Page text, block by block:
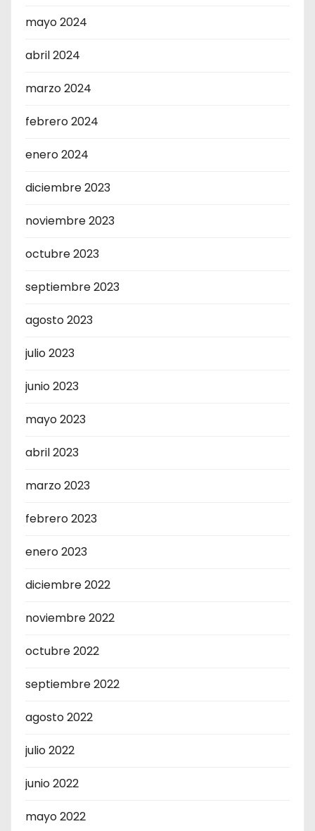
mayo 2024
abril 2024
marzo 2024
febrero 2024
enero 2024
diciembre 2023
noviembre 2023
octubre 2023
septiembre 2023
agosto 2023
julio 2023
junio 2023
mayo 2023
abril 2023
marzo 2023
febrero 2023
enero 2023
diciembre 2022
noviembre 2022
octubre 2022
septiembre 2022
agosto 2022
julio 2022
junio 2022
mayo 2022